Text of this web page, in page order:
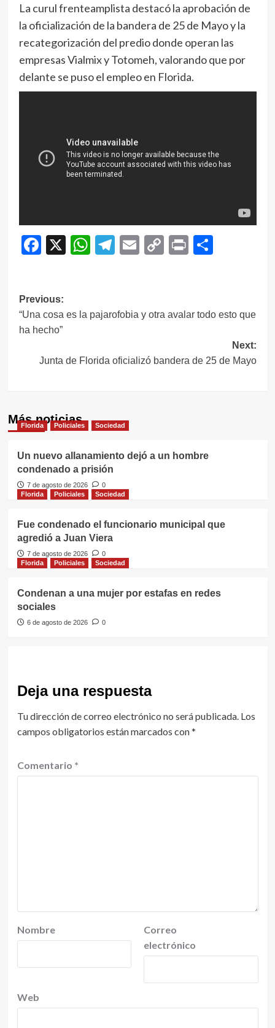
La curul frenteamplista destacó la aprobación de
la oficialización de la bandera de 25 de Mayo y la
recategorización del predio donde operan las
empresas Vialmix y Totomeh, valorando que por
delante se puso el empleo en Florida.
Facebook
X WhatsApp
Telegram
EmailCopy
Print
Navegación
de
Previous:
“Una cosa es la pajarofobia y otra avalar todo esto que
ha hecho”
Next:
Junta de Florida oficializó bandera de 25 de Mayo
Más noticias
Florida Policiales Sociedad
Un nuevo allanamiento dejó a un hombre
condenado a prisión
7 de agosto de 2026
0
Florida
Policiales Sociedad
Fue condenado el funcionario municipal que
agredió a Juan Viera
7 de agosto de 2026
0
Florida
Policiales Sociedad
Condenan a una mujer por estafas en redes
sociales
6 de agosto de 2026 0
Deja una respuesta
Tu dirección de correo electrónico no será publicada. Los
campos obligatorios están marcados con*
Comentario *
Nombre
Correo
electrónico
Web